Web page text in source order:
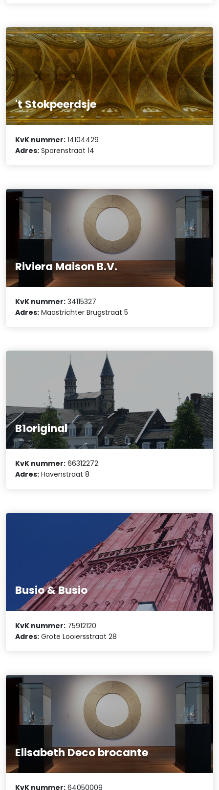
't Stokpeerdsje
KvK nummer: 14104429
Adres: Sporenstraat 14
Riviera Maison B.V.
KvK nummer: 34115327
Adres: Maastrichter Brugstraat 5
B1original
KvK nummer: 66312272
Adres: Havenstraat 8
Busio & Busio
KvK nummer: 75912120
Adres: Grote Looiersstraat 28
Elisabeth Deco brocante
KvK nummer: 64050009